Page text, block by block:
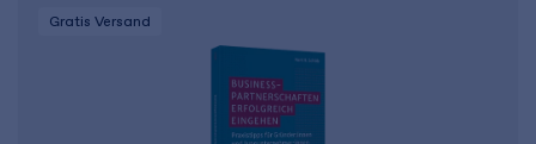
Gratis Versand